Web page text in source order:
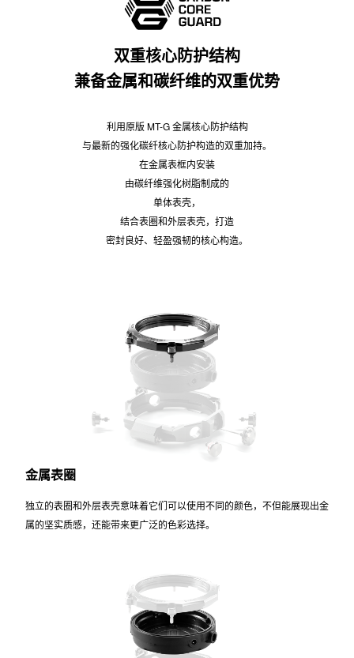
双重核心防护结构
兼备金属和碳纤维的双重优势
利用原版 MT-G 金属核心防护结构
与最新的强化碳纤核心防护构造的双重加持。
在金属表框内安装
由碳纤维强化树脂制成的
单体表壳，
结合表圈和外层表壳，打造
密封良好、轻盈强韧的核心构造。
金属表圈
独立的表圈和外层表壳意味着它们可以使用不同的颜色，不但能展现出金
属的坚实质感，还能带来更广泛的色彩选择。